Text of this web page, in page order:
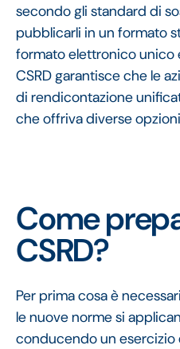
secondo gli standard di
pubblicarli in un formato
formato elettronico unico
CSRD garantisce che le
di rendicontazione
che offriva diverse
Come
CSRD?
Per prima cosa è
le nuove norme si
conducendo un esercizio